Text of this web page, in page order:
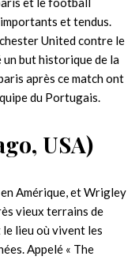
et tendus.
United contre le
un but historique de la
après ce match ont
du Portugais.
USA)
Amérique, et Wrigley
vieux terrains de
lieu o͏ù v͏ivent les
Appel͏é « The